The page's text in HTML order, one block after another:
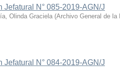
Jefatural N° 085-2019-AGN/J
Olinda Graciela (Archivo General de la
Jefatural N° 084-2019-AGN/J